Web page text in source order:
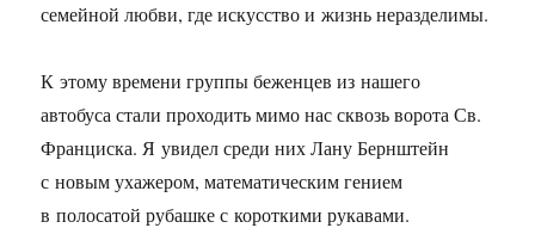
семейной любви, где искусство и жизнь неразделимы.
К этому времени группы беженцев из нашего
автобуса стали проходить мимо нас сквозь ворота Св.
Франциска. Я увидел среди них Лану Бернштейн
с новым ухажером, математическим гением
в полосатой рубашке с короткими рукавами.